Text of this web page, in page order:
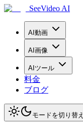
SeeVideo AI
AI動画
AI画像
AIツール
料金
ブログ
モードを切り替え